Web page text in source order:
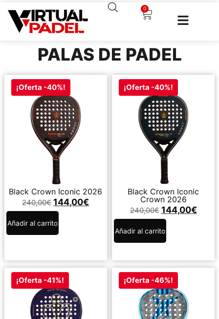
0
PALAS DE PADEL
¡Oferta -40%!
Black Crown Iconic 2026
240,00€ 144,00€
Añadir al carrito
¡Oferta -40%!
Black Crown Iconic
Crown 2026
240,00€ 144,00€
Añadir al carrito
¡Oferta -41%! ¡Oferta -46%!